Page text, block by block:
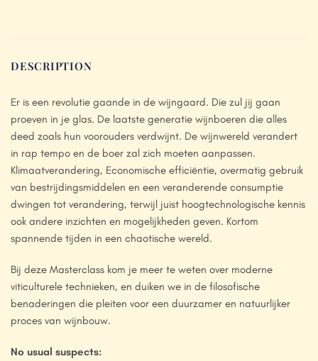
DESCRIPTION
Er is een revolutie gaande in de wijngaard. Die zul jij gaan
proeven in je glas. De laatste generatie wijnboeren die alles
deed zoals hun voorouders verdwijnt. De wijnwereld verandert
in rap tempo en de boer zal zich moeten aanpassen.
Klimaatverandering, Economische efficiëntie, overmatig gebruik
van bestrijdingsmiddelen en een veranderende consumptie
dwingen tot verandering, terwijl juist hoogtechnologische kennis
ook andere inzichten en mogelijkheden geven. Kortom
spannende tijden in een chaotische wereld.
Bij deze Masterclass kom je meer te weten over moderne
viticulturele technieken, en duiken we in de filosofische
benaderingen die pleiten voor een duurzamer en natuurlijker
proces van wijnbouw.
No usual suspects: